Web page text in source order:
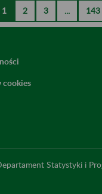
Strona
1
Strona
2
Strona
3 ...
Strony
143
cookies
Statystyki i